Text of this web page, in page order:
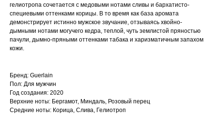
гелиотропа сочетается с медовыми нотами сливы и бархатисто-
специевыми оттенками корицы. В то время как база аромата
демонстрирует истинно мужское звучание, отзываясь хвойно-
дымными нотами могучего кедра, теплой, чуть землистой пряностью
пачули, дымно-пряными оттенками табака и харизматичным запахом
кожи.
Бренд: Guerlain
Пол: Для мужчин
Год создания: 2020
Верхние ноты: Бергамот, Миндаль, Розовый перец
Средние ноты: Корица, Слива, Гелиотроп